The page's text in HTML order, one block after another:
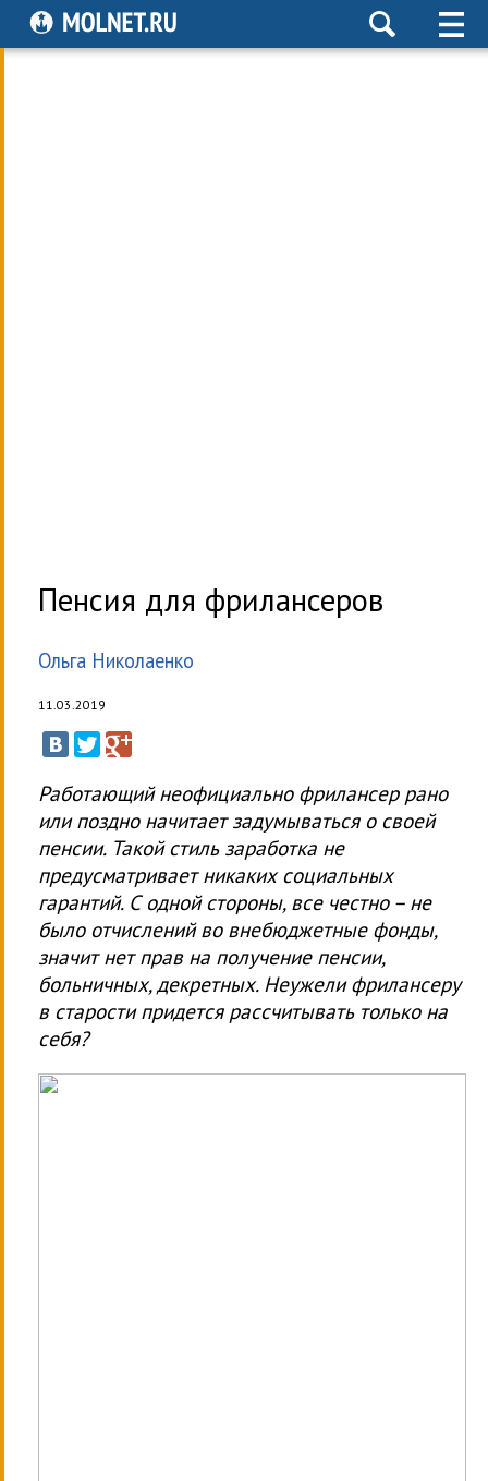
Пенсия для фрилансеров
Ольга Николаенко
11.03.2019
Работающий неофициально фрилансер рано
или поздно начитает задумываться о своей
пенсии. Такой стиль заработка не
предусматривает никаких социальных
гарантий. С одной стороны, все честно – не
было отчислений во внебюджетные фонды,
значит нет прав на получение пенсии,
больничных, декретных. Неужели фрилансеру
в старости придется рассчитывать только на
себя?